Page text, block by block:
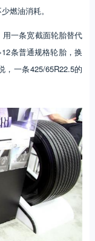
燃油消耗。
一条宽截面轮胎替代
条普通规格轮胎，换
，一条425/65R22.5的